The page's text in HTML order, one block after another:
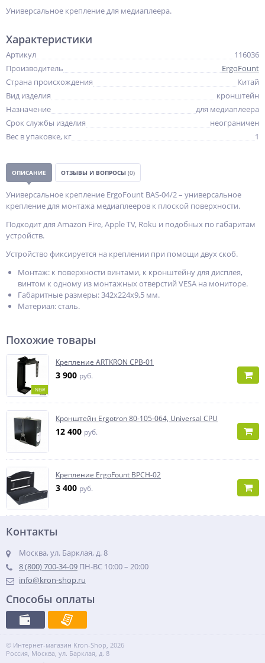
Универсальное крепление для медиаплеера.
Характеристики
Артикул
116036
Производитель
ErgoFount
Страна происхождения
Китай
Вид изделия
кронштейн
Назначение
для медиаплеера
Срок службы изделия
неограничен
Вес в упаковке, кг
1
ОПИСАНИЕ ОТЗЫВЫ И ВОПРОСЫ (0)
Универсальное крепление ErgoFount BAS-04/2 – универсальное
крепление для монтажа медиаплееров к плоской поверхности.
Подходит для Amazon Fire, Apple TV, Roku и подобных по габаритам
устройств.
Устройство фиксируется на креплении при помощи двух скоб.
Монтаж: к поверхности винтами, к кронштейну для дисплея,
винтом к одному из монтажных отверстий VESA на мониторе.
Габаритные размеры: 342x224x9,5 мм.
Материал: сталь.
Похожие товары
NEW
Крепление ARTKRON CPB-01
3 900 руб.
Кронштейн Ergotron 80-105-064, Universal CPU
12 400 руб.
Крепление ErgoFount BPCH-02
3 400 руб.
Контакты
Москва, ул. Барклая, д. 8
8 (800) 700-34-09 ПН-ВС 10:00 – 20:00
info@kron-shop.ru
Способы оплаты
© Интернет-магазин Kron-Shop, 2026
Россия, Москва, ул. Барклая, д. 8